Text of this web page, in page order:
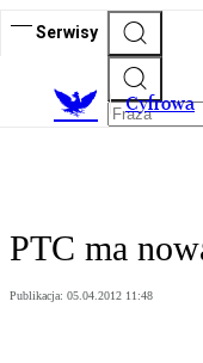
Serwisy
Cyfrowa
PTC ma
Publikacja: 05.04.2012 11:48